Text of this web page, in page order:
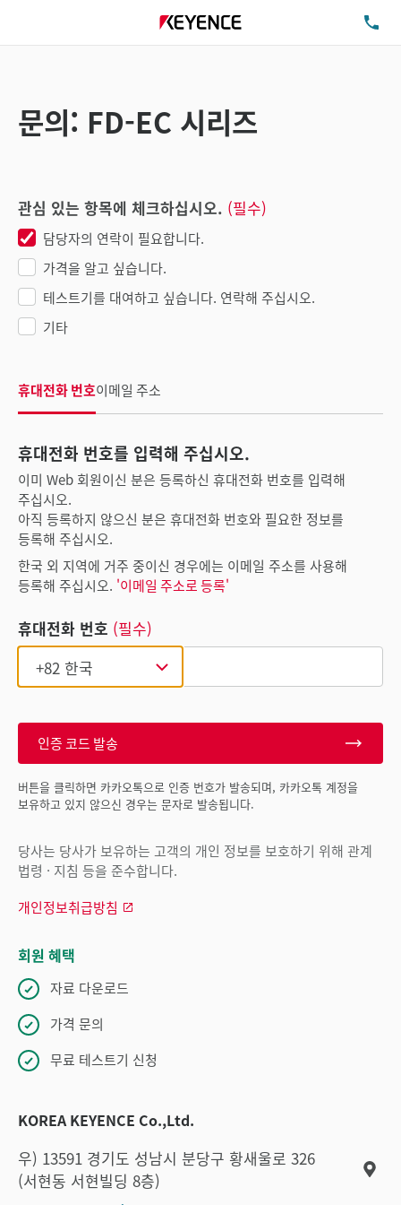
문의: FD-EC 시리즈
관심 있는 항목에 체크하십시오. (필수)
담당자의 연락이 필요합니다.
가격을 알고 싶습니다.
테스트기를 대여하고 싶습니다. 연락해 주십시오.
기타
휴대전화 번호이메일 주소
휴대전화 번호를 입력해 주십시오.
이미 Web 회원이신 분은 등록하신 휴대전화 번호를 입력해
주십시오.
아직 등록하지 않으신 분은 휴대전화 번호와 필요한 정보를
등록해 주십시오.
한국 외 지역에 거주 중이신 경우에는 이메일 주소를 사용해
등록해 주십시오. '이메일 주소로 등록'
휴대전화 번호 (필수)
인증 코드 발송
버튼을 클릭하면 카카오톡으로 인증 번호가 발송되며, 카카오톡 계정을
보유하고 있지 않으신 경우는 문자로 발송됩니다.
당사는 당사가 보유하는 고객의 개인 정보를 보호하기 위해 관계
법령 · 지침 등을 준수합니다.
개인정보취급방침
회원 혜택
자료 다운로드
가격 문의
무료 테스트기 신청
KOREA KEYENCE Co.,Ltd.
우) 13591 경기도 성남시 분당구 황새울로 326
(서현동 서현빌딩 8층)